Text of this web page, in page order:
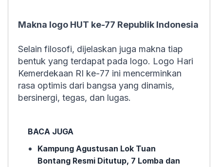
Makna logo HUT ke-77 Republik Indonesia
Selain filosofi, dijelaskan juga makna tiap
bentuk yang terdapat pada logo. Logo Hari
Kemerdekaan RI ke-77 ini mencerminkan
rasa optimis dari bangsa yang dinamis,
bersinergi, tegas, dan lugas.
BACA JUGA
Kampung Agustusan Lok Tuan
Bontang Resmi Ditutup, 7 Lomba dan